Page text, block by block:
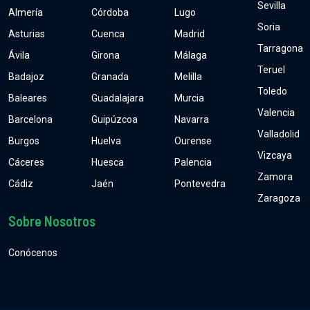
Almería
Asturias
Ávila
Badajoz
Baleares
Barcelona
Burgos
Cáceres
Cádiz
Córdoba
Cuenca
Girona
Granada
Guadalajara
Guipúzcoa
Huelva
Huesca
Jaén
Lugo
Madrid
Málaga
Melilla
Murcia
Navarra
Ourense
Palencia
Pontevedra
Sevilla
Soria
Tarragona
Teruel
Toledo
Valencia
Valladolid
Vizcaya
Zamora
Zaragoza
Sobre Nosotros
Conócenos